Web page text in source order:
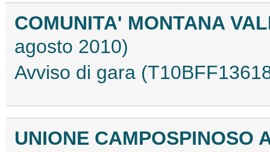
COMUNITA' MONTANA
agosto 2010)
Avviso di gara
UNIONE CAMPOSPINOSO